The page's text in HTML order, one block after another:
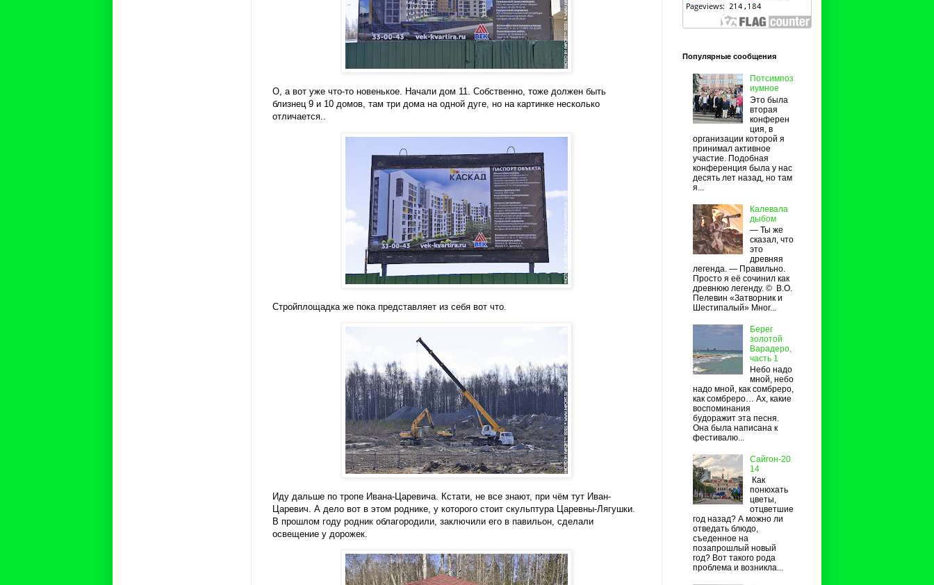
О, а вот уже что-то новенькое. Начали дом 11. Собственно, тоже должен быть
близнец 9 и 10 домов, там три дома на одной дуге, но на картинке несколько
отличается..
Стройплощадка же пока представляет из себя вот что.
Иду дальше по тропе Ивана-Царевича. Кстати, не все знают, при чём тут Иван-
Царевич. А дело вот в этом роднике, у которого стоит скульптура Царевны-Лягушки.
В прошлом году родник облагородили, заключили его в павильон, сделали
освещение у дорожек.
Популярные сообщения
Потсимпоз
иумное
Это была
вторая
конферен
ция, в
организации которой я
принимал активное
участие. Подобная
конференция была у нас
десять лет назад, но там
я...
Калевала
дыбом
— Ты же
сказал, что
это
древняя
легенда. — Правильно.
Просто я её сочинил как
древнюю легенду. © В.О.
Пелевин «Затворник и
Шестипалый» Мног...
Берег
золотой
Варадеро,
часть 1
Небо надо
мной, небо
надо мной, как сомбреро,
как сомбреро… Ах, какие
воспоминания
будоражит эта песня.
Она была написана к
фестивалю...
Сайгон-20
14
Как
понюхать
цветы,
отцветшие
год назад? А можно ли
отведать блюдо,
съеденное на
позапрошлый новый
год? Вот такого рода
проблема и возникла...